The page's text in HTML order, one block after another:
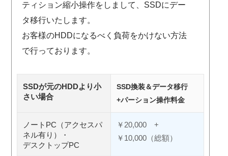
ティション縮小操作をしまして、SSDにデー
タ移行いたします。
お客様のHDDになるべく負荷をかけない方法
で行っております。
SSDが元のHDDより小
さい場合
SSD換装＆データ移行
+パーション操作料金
ノートPC（アクセスパ
ネル有り）・
デスクトップPC
￥20,000 +
￥10,000（総額）